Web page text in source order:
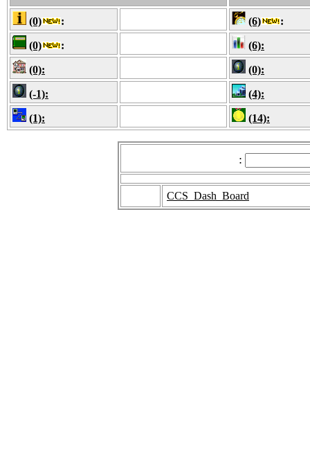
(0) : (6) :
(0) : (6):
(0): (0):
(-1): (4):
(1): (14):
:
CCS_Dash_Board